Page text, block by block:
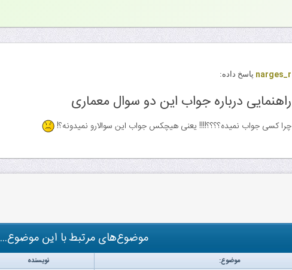
narges_r پاسخ داده:
راهنمایی درباره جواب این دو سوال معماری
چرا کسی جواب نمیده؟؟؟؟!!!! یعنی هیچکس جواب این سوالارو نمیدونه؟!
موضوع‌های مرتبط با این موضوع...
موضوع: نویسنده